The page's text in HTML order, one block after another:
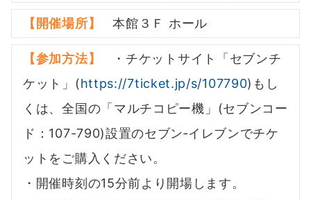
【開催場所】 本館３Ｆ ホール
【参加方法】
・チケットサイト「セブンチ
ケット」(https://7ticket.jp/s/107790)もし
くは、全国の「マルチコピー機」(セブンコー
ド：107-790)設置のセブン‐イレブンでチケ
ットをご購入ください。
・開催時刻の15分前より開場します。